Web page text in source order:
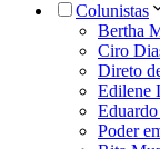
Colunistas
Bertha
Ciro
Direto
Edilene
Poder